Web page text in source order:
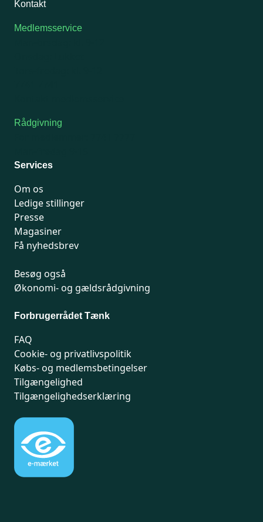
Kontakt
Medlemsservice
Rådgivning
Services
Om os
Ledige stillinger
Presse
Magasiner
Få nyhedsbrev
Besøg også
Økonomi- og gældsrådgivning
Forbrugerrådet Tænk
FAQ
Cookie- og privatlivspolitik
Købs- og medlemsbetingelser
Tilgængelighed
Tilgængelighedserklæring